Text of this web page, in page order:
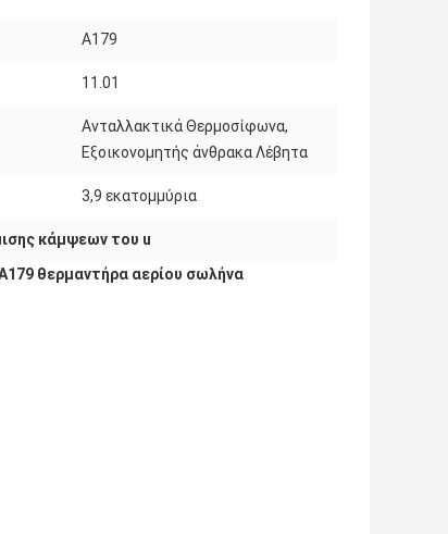
Α179
11.01
Ανταλλακτικά Θερμοσίφωνα,
Εξοικονομητής άνθρακα Λέβητα
3,9 εκατομμύρια
κάμψεων του u
θερμαντήρα αερίου σωλήνα